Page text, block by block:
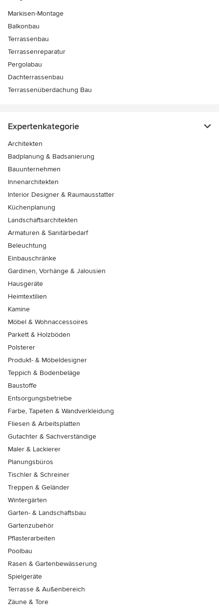
Markisen-Montage
Balkonbau
Terrassenbau
Terrassenreparatur
Pergolabau
Dachterrassenbau
Terrassenüberdachung Bau
Expertenkategorie
Architekten
Badplanung & Badsanierung
Bauunternehmen
Innenarchitekten
Interior Designer & Raumausstatter
Küchenplanung
Landschaftsarchitekten
Armaturen & Sanitärbedarf
Beleuchtung
Einbauschränke
Gardinen, Vorhänge & Jalousien
Hausgeräte
Heimtextilien
Kamine
Möbel & Wohnaccessoires
Parkett & Holzböden
Polsterer
Produkt- & Möbeldesigner
Teppich & Bodenbeläge
Baustoffe
Entsorgungsbetriebe
Farbe, Tapeten & Wandverkleidung
Fliesen & Arbeitsplatten
Gutachter & Sachverständige
Maler & Lackierer
Planungsbüros
Tischler & Schreiner
Treppen & Geländer
Wintergärten
Garten- & Landschaftsbau
Gartenzubehör
Pflasterarbeiten
Poolbau
Rasen & Gartenbewässerung
Spielgeräte
Terrasse & Außenbereich
Zäune & Tore